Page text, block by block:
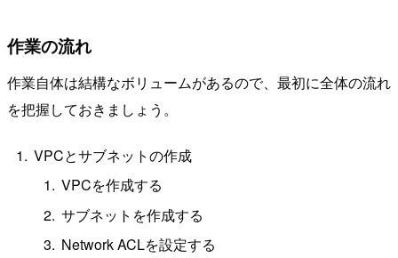
作業の流れ
作業自体は結構なボリュームがあるので、最初に全体の流れ
を把握しておきましょう。
VPCとサブネットの作成
VPCを作成する
サブネットを作成する
Network ACLを設定する